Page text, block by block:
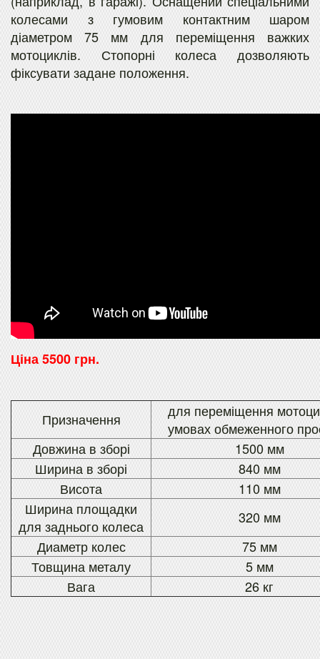
колесами з гумовим контактним шаром
діаметром 75 мм для переміщення важких
мотоциклів. Стопорні колеса дозволяють
фіксувати задане положення.
Ціна 5500 грн.
Призначення
для переміщення
умовах обмеженного
Довжина в зборі
1500 мм
Ширина в зборі
840 мм
Висота
110 мм
Ширина площадки
для заднього колеса
320 мм
Диаметр колес
75 мм
Товщина металу
5 мм
Вага
26 кг